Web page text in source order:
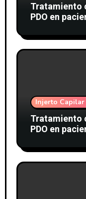
Tratamiento
PDO en
Injerto Capilar
Tratamiento
PDO en